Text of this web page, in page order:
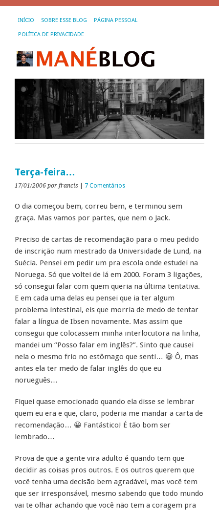
INÍCIO SOBRE ESSE BLOG PÁGINA PESSOAL
POLÍTICA DE PRIVACIDADE
Terça-feira…
17/01/2006 por francis 7 Comentários
O dia começou bem, correu bem, e terminou sem
graça. Mas vamos por partes, que nem o Jack.
Preciso de cartas de recomendação para o meu pedido
de inscrição num mestrado da Universidade de Lund, na
Suécia. Pensei em pedir um pra escola onde estudei na
Noruega. Só que voltei de lá em 2000. Foram 3 ligações,
só consegui falar com quem queria na última tentativa.
E em cada uma delas eu pensei que ia ter algum
problema intestinal, eis que morria de medo de tentar
falar a língua de Ibsen novamente. Mas assim que
consegui que colocassem minha interlocutora na linha,
mandei um “Posso falar em inglês?”. Sinto que causei
nela o mesmo frio no estômago que senti… 😀 Ô, mas
antes ela ter medo de falar inglês do que eu
norueguês…
Fiquei quase emocionado quando ela disse se lembrar
quem eu era e que, claro, poderia me mandar a carta de
recomendação… 😀 Fantástico! É tão bom ser
lembrado…
Prova de que a gente vira adulto é quando tem que
decidir as coisas pros outros. E os outros querem que
você tenha uma decisão bem agradável, mas você tem
que ser irresponsável, mesmo sabendo que todo mundo
vai te olhar achando que você não tem a coragem pra